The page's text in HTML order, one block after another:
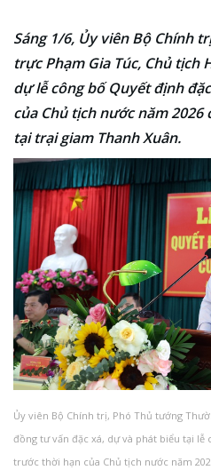
Sáng 1/6, Ủy viên Bộ Chính
trực Phạm Gia Túc, Chủ tịch
dự lễ công bố Quyết định
của Chủ tịch nước năm
tại trại giam Thanh Xuân.
Ủy viên Bộ Chính trị, Phó Thủ tướng
đồng tư vấn đặc xá, dự và phát biểu tại lễ
trước thời hạn của Chủ tịch nước năm